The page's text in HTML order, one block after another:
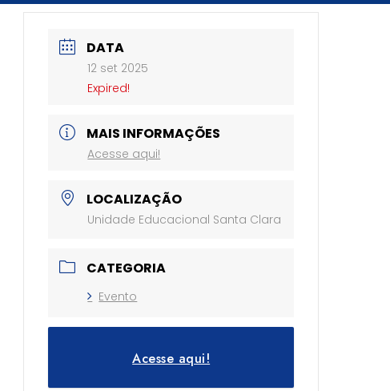
DATA
12 set 2025
Expired!
MAIS INFORMAÇÕES
Acesse aqui!
LOCALIZAÇÃO
Unidade Educacional Santa Clara
CATEGORIA
Evento
Acesse aqui!